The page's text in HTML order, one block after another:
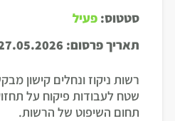
סטטוס: פעיל
תאריך פרסום:
רשות ניקוז ונחלים קישון
שטח לעבודות פיקוח על
תחום השיפוט של הרשות.